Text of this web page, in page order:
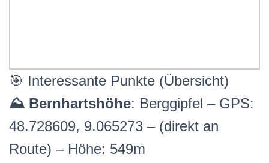
🎯 Interessante Punkte (Übersicht)
⛰️ Bernhartshöhe: Berggipfel – GPS:
48.728609, 9.065273 – (direkt an
Route) – Höhe: 549m